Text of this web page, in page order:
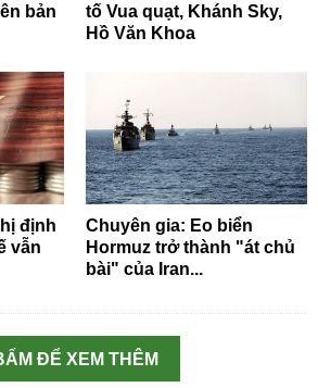
bản
tố Vua quạt, Khánh Sky,
Hồ Văn Khoa
định
vẫn
Chuyên gia: Eo biển
Hormuz trở thành "át chủ
bài" của Iran...
ĐỂ XEM THÊM